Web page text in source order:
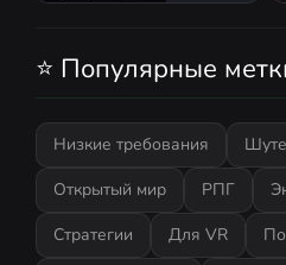
⭐ Популярные
Низкие требования
Открытый мир
РПГ
Стратегии
Для VR